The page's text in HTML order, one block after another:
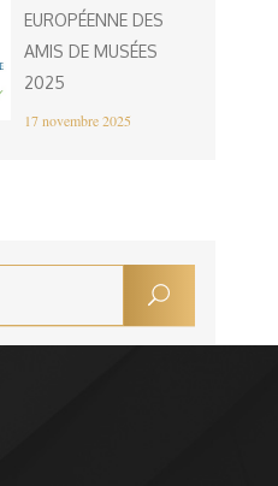
EUROPÉENNE DES
AMIS DE MUSÉES
2025
17 novembre 2025